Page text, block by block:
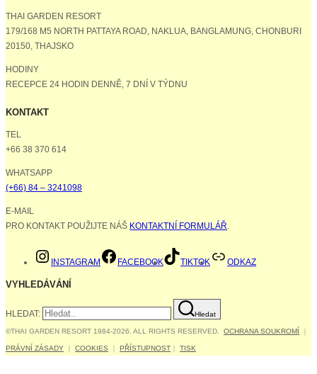
THAI GARDEN RESORT
179/168 M5 NORTH PATTAYA ROAD, NAKLUA, BANGLAMUNG, CHONBURI
20150, THAJSKO
HODINY
RECEPCE 24 HODIN DENNĚ, 7 DNÍ V TÝDNU
KONTAKT
TEL
+66 38 370 614
WHATSAPP
(+66) 84 – 3241098
E-MAIL
PRO KONTAKT POUŽIJTE NÁŠ KONTAKTNÍ FORMULÁŘ.
INSTAGRAM FACEBOOK TIKTOK ODKAZ
VYHLEDÁVÁNÍ
HLEDAT: Hledat
©THAI GARDEN RESORT 1984-2026. ALL RIGHTS RESERVED. OCHRANA SOUKROMÍ
PRÁVNÍ ZÁSADY COOKIES PŘÍSTUPNOST TISK